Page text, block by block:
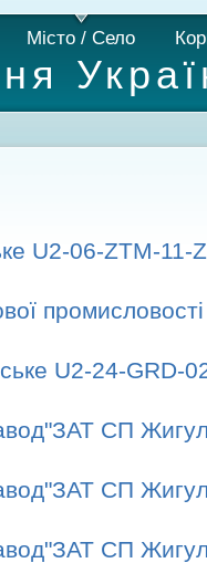
Місто / Село
U2-06-ZTM-11-
U2-24-GRD-
СП
СП
СП